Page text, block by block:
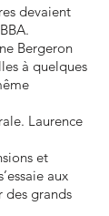
devaient
Bergeron
à quelques
Laurence
et
aux
des grands